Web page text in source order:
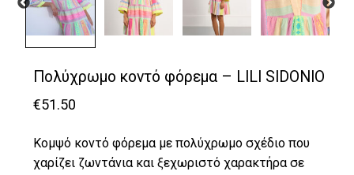
Πολύχρωμο κοντό φόρεμα – LILI SIDONIO
€51.50
Κομψό κοντό φόρεμα με πολύχρωμο σχέδιο που
χαρίζει ζωντάνια και ξεχωριστό χαρακτήρα σε